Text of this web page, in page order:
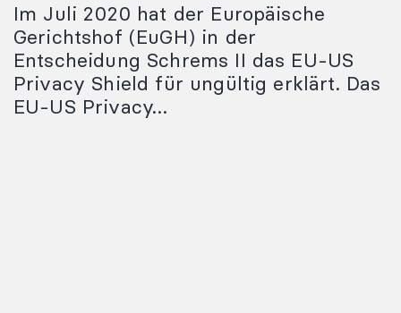
Im Juli 2020 hat der Europäische
Gerichtshof (EuGH) in der
Entscheidung Schrems II das EU-US
Privacy Shield für ungültig erklärt. Das
EU-US Privacy…